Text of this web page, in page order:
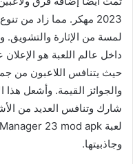
2023 مهكر. مما زاد من
لمسة من الإثارة والتشويق.
داخل عالم اللعبة هو
حيث يتنافس اللاعبون من
والجوائز القيمة. وأشعل هذا
شارك وتنافس العديد من
وجاذبيتها.